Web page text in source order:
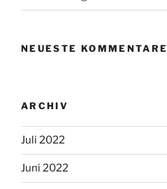
NEUESTE KOMMENTARE
ARCHIV
Juli 2022
Juni 2022